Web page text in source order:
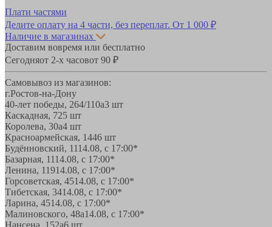
Плати частями
Делите оплату на 4 части, без переплат. От 1 000 ₽
Наличие в магазинах
Доставим вовремя или бесплатно
Сегодняот 2-х часовот 90 ₽
Самовывоз из магазинов:
г.Ростов-на-Дону
40-лет победы, 264/110а3 шт
Каскадная, 725 шт
Королева, 30а4 шт
Красноармейская, 1446 шт
Будённовский, 1114.08, с 17:00*
Базарная, 1114.08, с 17:00*
Ленина, 11914.08, с 17:00*
Горсоветская, 4514.08, с 17:00*
Тибетская, 3414.08, с 17:00*
Ларина, 4514.08, с 17:00*
Малиновского, 48а14.08, с 17:00*
Нансена, 152а6 шт